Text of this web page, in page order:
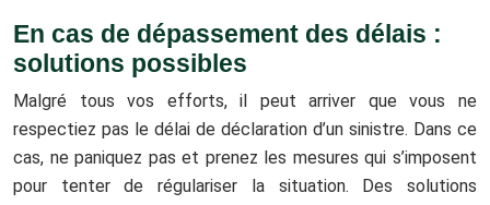
En cas de dépassement des délais :
solutions possibles
Malgré tous vos efforts, il peut arriver que vous ne
respectiez pas le délai de déclaration d’un sinistre. Dans ce
cas, ne paniquez pas et prenez les mesures qui s’imposent
pour tenter de régulariser la situation. Des solutions